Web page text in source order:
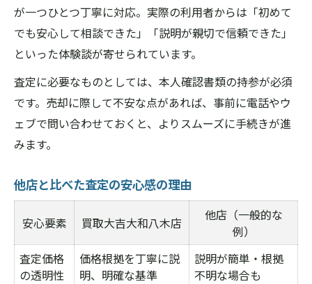
が一つひとつ丁寧に対応。実際の利用者からは「初めて
でも安心して相談できた」「説明が親切で信頼できた」
といった体験談が寄せられています。
査定に必要なものとしては、本人確認書類の持参が必須
です。売却に際して不安な点があれば、事前に電話やウ
ェブで問い合わせておくと、よりスムーズに手続きが進
みます。
他店と比べた査定の安心感の理由
安心要素 買取大吉大和八木店
他店（一般的な
例）
査定価格
の透明性
価格根拠を丁寧に説
明、明確な基準
説明が簡単・根拠
不明な場合も